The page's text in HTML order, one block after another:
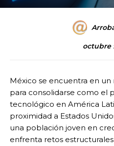
octubre
México se encuentra en
para consolidarse como el
tecnológico en América
proximidad a Estados
una población joven en
enfrenta retos